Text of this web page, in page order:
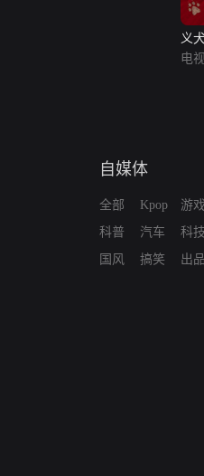
义
电
自媒体
全部
科普
国风
Kpop
汽车
搞笑
游戏
科技
出